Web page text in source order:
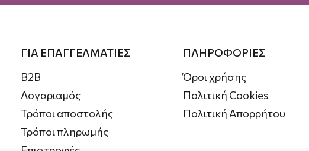
ΓΙΑ ΕΠΑΓΓΕΛΜΑΤΙΕΣ
B2B
Λογαριαμός
Τρόποι αποστολής
Τρόποι πληρωμής
ΠΛΗΡΟΦΟΡΙΕΣ
Όροι χρήσης
Πολιτική Cookies
Πολιτική Απορρήτου